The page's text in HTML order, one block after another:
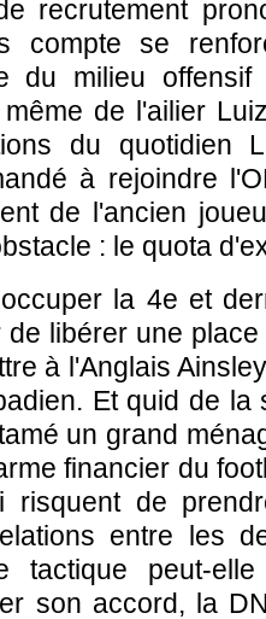
recrutement
compte se
du milieu offensif
de l'ailier
du quotidien
à rejoindre
de l'ancien
: le quota
la 4e et
de libérer une
à l'Anglais
Et quid de la
un grand
financier du
risquent de
entre les
tactique peut-
son accord, la